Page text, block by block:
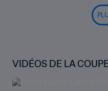
VIDÉOS DE LA